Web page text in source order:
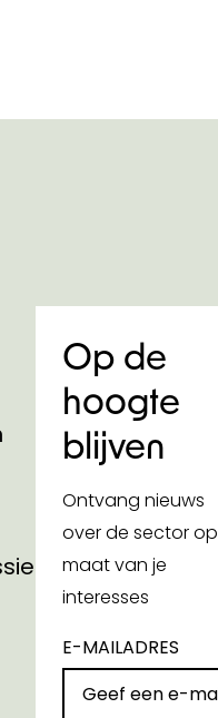
Op de
hoogte
blijven
Ontvang nieuws
over de sector op
maat van je
interesses
E-MAILADRES